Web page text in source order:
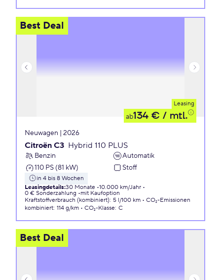
Best Deal
Leasing
ab134 € / mtl.
Neuwagen | 2026
Citroën C3 Hybrid 110 PLUS
Benzin
Automatik
110 PS (81 kW)
Stoff
in 4 bis 8 Wochen
Leasingdetails:30 Monate 10.000 km/Jahr
0 € Sonderzahlung
mit Kaufoption
Kraftstoffverbrauch (kombiniert): 5 l/100 km
CO₂-Emissionen
kombiniert: 114 g/km CO₂-Klasse: C
Best Deal